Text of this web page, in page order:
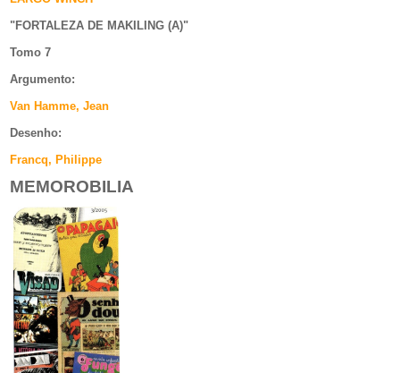
"FORTALEZA DE MAKILING (A)"
Tomo 7
Argumento:
Van Hamme, Jean
Desenho:
Francq, Philippe
MEMOROBILIA